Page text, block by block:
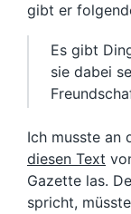
gibt er
Es gibt
sie dabei
Ich musste an
diesen Text
Gazette las.
spricht,